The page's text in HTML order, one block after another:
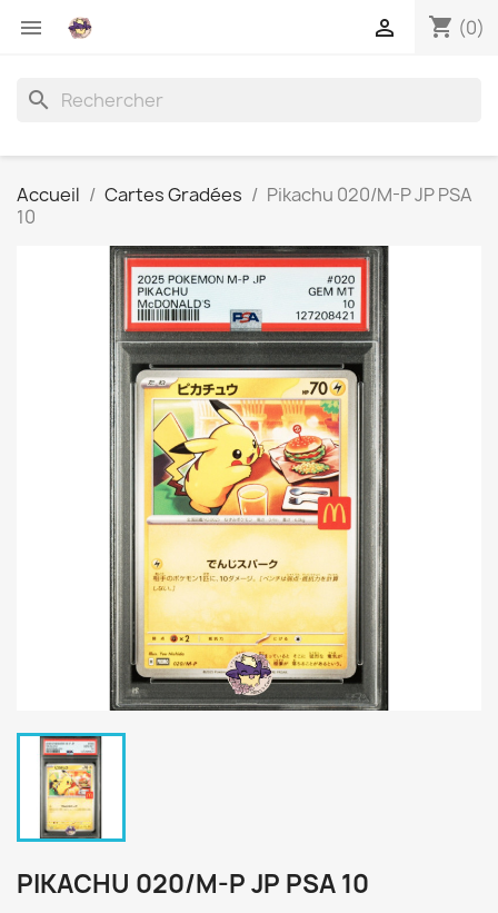
 shopping_cart (0)

search
Accueil Cartes Gradées
Pikachu 020/M-P JP PSA
10
PIKACHU 020/M-P JP PSA 10